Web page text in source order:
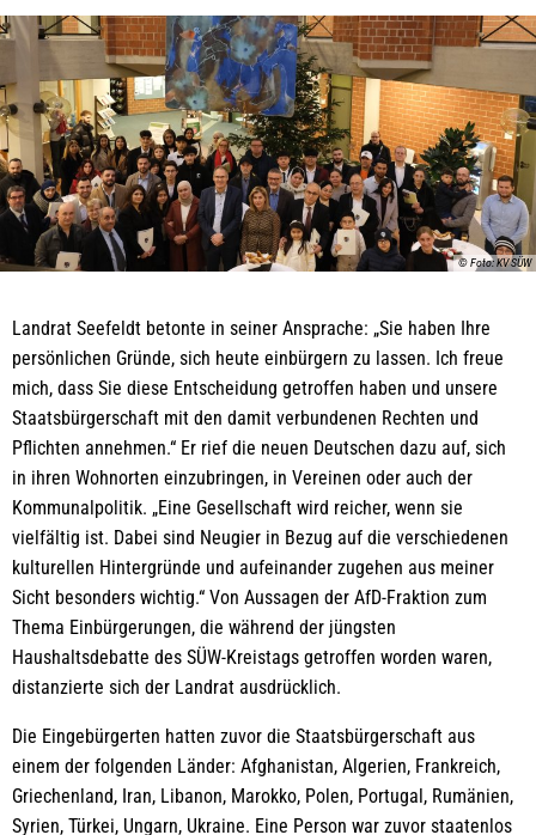
© Foto: KV SÜW
Landrat Seefeldt betonte in seiner Ansprache: „Sie haben Ihre
persönlichen Gründe, sich heute einbürgern zu lassen. Ich freue
mich, dass Sie diese Entscheidung getroffen haben und unsere
Staatsbürgerschaft mit den damit verbundenen Rechten und
Pflichten annehmen.“ Er rief die neuen Deutschen dazu auf, sich
in ihren Wohnorten einzubringen, in Vereinen oder auch der
Kommunalpolitik. „Eine Gesellschaft wird reicher, wenn sie
vielfältig ist. Dabei sind Neugier in Bezug auf die verschiedenen
kulturellen Hintergründe und aufeinander zugehen aus meiner
Sicht besonders wichtig.“ Von Aussagen der AfD-Fraktion zum
Thema Einbürgerungen, die während der jüngsten
Haushaltsdebatte des SÜW-Kreistags getroffen worden waren,
distanzierte sich der Landrat ausdrücklich.
Die Eingebürgerten hatten zuvor die Staatsbürgerschaft aus
einem der folgenden Länder: Afghanistan, Algerien, Frankreich,
Griechenland, Iran, Libanon, Marokko, Polen, Portugal, Rumänien,
Syrien, Türkei, Ungarn, Ukraine. Eine Person war zuvor staatenlos